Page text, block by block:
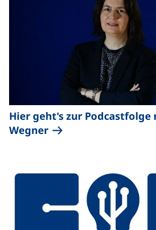
Hier geht's zur Podcastfolge
Wegner(externer Link,